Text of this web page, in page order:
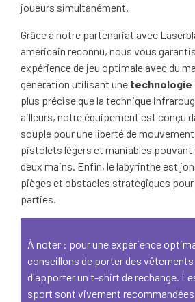
joueurs simultanément.
Grâce à notre partenariat avec
américain reconnu, nous vous
expérience de jeu optimale avec du
génération utilisant une technologie
plus précise que la technique
ailleurs, notre équipement est conçu
souple pour une liberté de
pistolets légers et maniables pouvant
deux mains. Enfin, le labyrinthe est
pièges et obstacles stratégiques
parties.
À noter : pour une expérience
conseillons de porter des
d'apporter un t-shirt de rechange.
sport sont vivement